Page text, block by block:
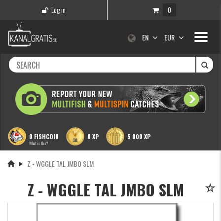
Log in 0
Toggle
EN EUR
0 FISHCOIN
What is this?
0 XP 5 000 XP
Z - WGGLE TAL JMBO SLM
Z - WGGLE TAL JMBO SLM